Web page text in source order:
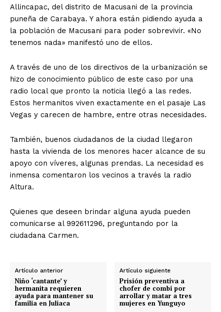
Allincapac, del distrito de Macusani de la provincia
puneña de Carabaya. Y ahora están pidiendo ayuda a
la población de Macusani para poder sobrevivir. «No
tenemos nada» manifestó uno de ellos.
A través de uno de los directivos de la urbanización se
hizo de conocimiento público de este caso por una
radio local que pronto la noticia llegó a las redes.
Estos hermanitos viven exactamente en el pasaje Las
Vegas y carecen de hambre, entre otras necesidades.
También, buenos ciudadanos de la ciudad llegaron
hasta la vivienda de los menores hacer alcance de su
apoyo con víveres, algunas prendas. La necesidad es
inmensa comentaron los vecinos a través la radio
Altura.
Quienes que deseen brindar alguna ayuda pueden
comunicarse al 992611296, preguntando por la
ciudadana Carmen.
Artículo anterior
Niño ‘cantante’ y
hermanita requieren
ayuda para mantener su
familia en Juliaca
Artículo siguiente
Prisión preventiva a
chofer de combi por
arrollar y matar a tres
mujeres en Yunguyo